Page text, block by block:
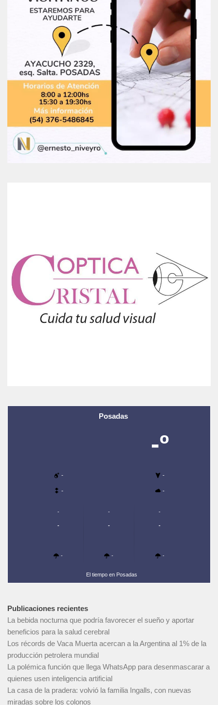
Posadas
-º
- -
- -
-
-
-
-
-
-
-
-
-
El tiempo en Posadas
Publicaciones recientes
La bebida nocturna que podría favorecer el sueño y aportar
beneficios para la salud cerebral
Los récords de Vaca Muerta acercan a la Argentina al 1% de la
producción petrolera mundial
La polémica función que llega WhatsApp para desenmascarar a
quienes usen inteligencia artificial
La casa de la pradera: volvió la familia Ingalls, con nuevas
miradas sobre los colonos